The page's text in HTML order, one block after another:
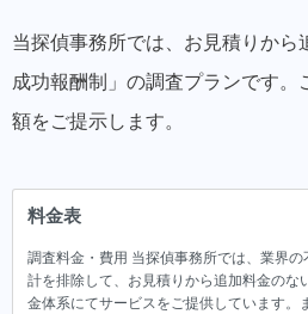
当探偵事務所では、お見積りから
成功報酬制」の調査プランです。
額をご提示します。
料金表
調査料金・費用 当探偵事務所では、業界の
計を排除して、お見積りから追加料金のな
金体系にてサービスをご提供しています。